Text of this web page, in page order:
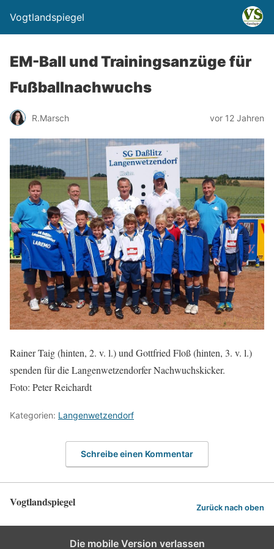
Vogtlandspiegel
EM-Ball und Trainingsanzüge für
Fußballnachwuchs
R.Marsch vor 12 Jahren
Rainer Taig (hinten, 2. v. l.) und Gottfried Floß (hinten, 3. v. l.)
spenden für die Langenwetzendorfer Nachwuchskicker.
Foto: Peter Reichardt
Kategorien: Langenwetzendorf
Schreibe einen Kommentar
Vogtlandspiegel Zurück nach oben
Die mobile Version verlassen